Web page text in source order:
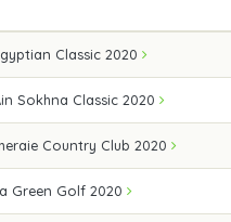
Classic 2020
Sokhna Classic 2020
Country Club 2020
Green Golf 2020